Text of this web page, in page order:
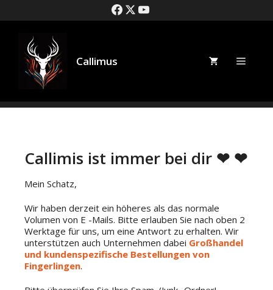
Callimus
Callimis ist immer bei dir ❤ ❤
Mein Schatz,
Wir haben derzeit ein höheres als das normale
Volumen von E -Mails. Bitte erlauben Sie nach oben 2
Werktage für uns, um eine Antwort zu erhalten. Wir
unterstützen auch Unternehmen dabei Großhandel
und kundenspezifische Bestellungen von
Fingerlingen.